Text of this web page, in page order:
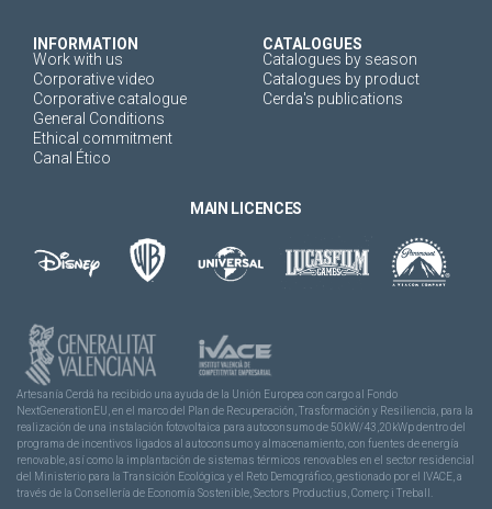
INFORMATION
Work with us
Corporative video
Corporative catalogue
General Conditions
Ethical commitment
Canal Ético
CATALOGUES
Catalogues by season
Catalogues by product
Cerda's publications
MAIN LICENCES
Artesanía Cerdá ha recibido una ayuda de la Unión Europea con cargo al Fondo
NextGenerationEU, en el marco del Plan de Recuperación, Trasformación y Resiliencia, para la
realización de una instalación fotovoltaica para autoconsumo de 50kW/43,20kWp dentro del
programa de incentivos ligados al autoconsumo y almacenamiento, con fuentes de energía
renovable, así como la implantación de sistemas térmicos renovables en el sector residencial
del Ministerio para la Transición Ecológica y el Reto Demográfico, gestionado por el IVACE, a
través de la Consellería de Economía Sostenible, Sectors Productius, Comerç i Treball.